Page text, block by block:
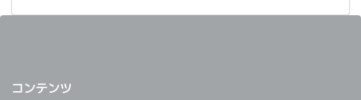
コンテンツ